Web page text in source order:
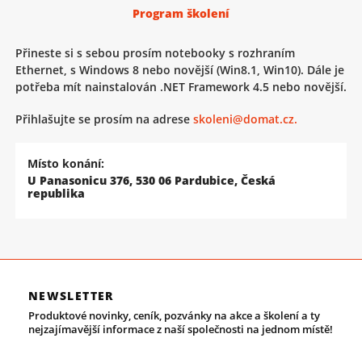
Program školení
Přineste si s sebou prosím notebooky s rozhraním
Ethernet, s Windows 8 nebo novější (Win8.1, Win10). Dále je
potřeba mít nainstalován .NET Framework 4.5 nebo novější.
Přihlašujte se prosím na adrese skoleni@domat.cz.
Místo konání:
U Panasonicu 376, 530 06 Pardubice, Česká
republika
NEWSLETTER
Produktové novinky, ceník, pozvánky na akce a školení a ty
nejzajímavější informace z naší společnosti na jednom místě!